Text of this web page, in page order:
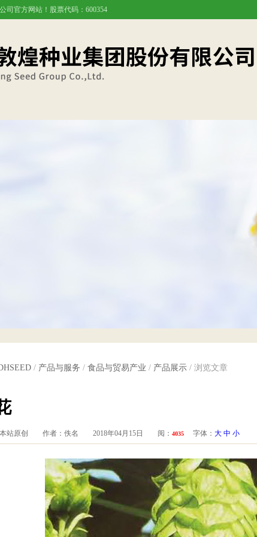
司官方网站！股票代码：600354
/ 产品与服务 / 食品与贸易产业 / 产品展示 / 浏览文章
本站原创 作者：佚名 2018年04月15日 阅： 4035 字体： 大 中 小